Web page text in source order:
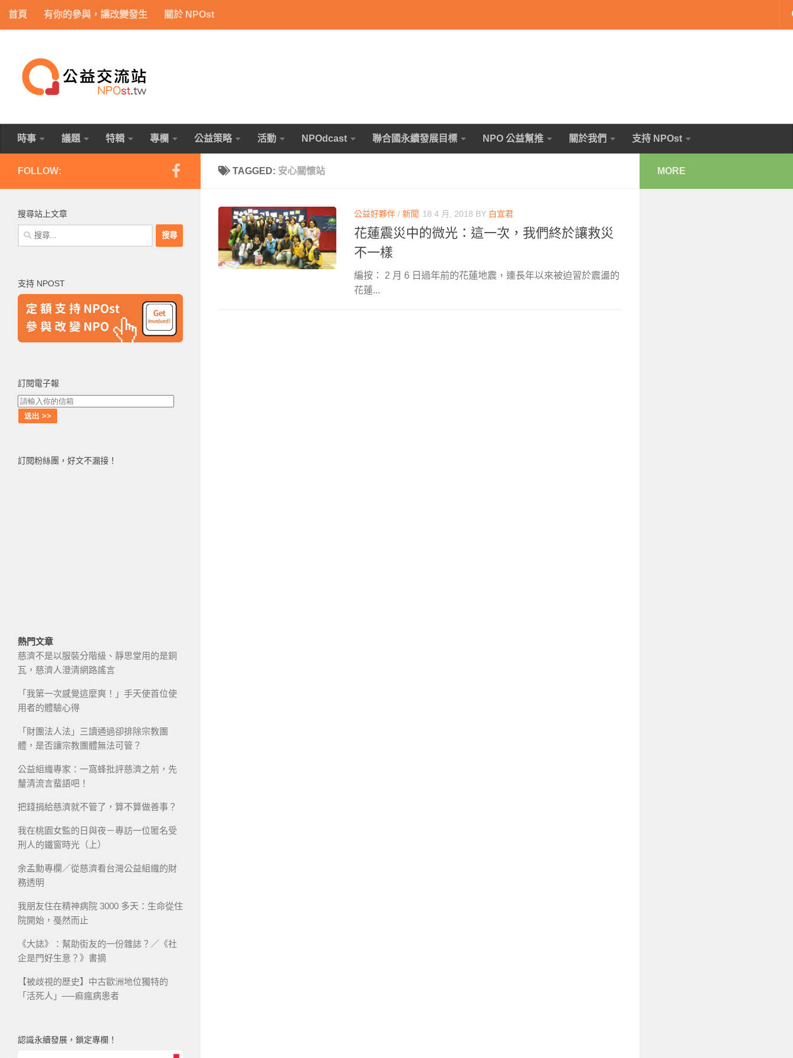
Skip to content
首頁 有你的參與，讓改變發生 關於 NPOst
時事 議題 特輯 專欄 公益策略 活動 NPOdcast 聯合國永續發展目標 NPO 公益幫推 關於我們 支持 NPOst
TAGGED: 安心關懷站
公益好夥伴 / 新聞 18 4 月, 2018 BY 白宜君
花蓮震災中的微光：這一次，我們終於讓救災
不一樣
編按： 2 月 6 日過年前的花蓮地震，連長年以來被迫習於震盪的
花蓮...
FOLLOW:
搜尋站上文章
搜
尋
字:
支持 NPOST
訂閱電子報
訂閱粉絲團，好文不漏接！
熱門文章
慈濟不是以服裝分階級、靜思堂用的是銅
瓦，慈濟人澄清網路謠言
「我第一次感覺這麼爽！」手天使首位使
用者的體驗心得
「財團法人法」三讀通過卻排除宗教團
體，是否讓宗教團體無法可管？
公益組織專家：一窩蜂批評慈濟之前，先
釐清流言蜚語吧！
把錢捐給慈濟就不管了，算不算做善事？
我在桃園女監的日與夜－專訪一位匿名受
刑人的鐵窗時光（上）
余孟勳專欄／從慈濟看台灣公益組織的財
務透明
我朋友住在精神病院 3000 多天：生命從住
院開始，戞然而止
《大誌》：幫助街友的一份雜誌？／《社
企是門好生意？》書摘
【被歧視的歷史】中古歐洲地位獨特的
「活死人」──痲瘋病患者
認識永續發展，鎖定專欄！
MORE